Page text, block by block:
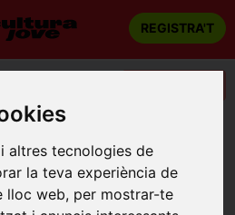
altres tecnologies de
la teva experiència de
lloc web, per mostrar-te
REGISTRA'T
Pera